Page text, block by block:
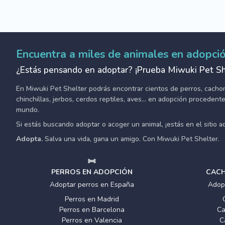
Encuentra a miles de animales en
¿Estás pensando en adoptar? ¡Prueba Miwuki Pet
En Miwuki Pet Shelter podrás encontrar cientos de perros,
chinchillas, jerbos, cerdos reptiles, aves... en adopción
mundo.
Si estás buscando adoptar o acoger un animal, ¡estás en el sitio
Adopta. Salva una vida, gana un amigo. Con Miwuki Pet Shelter.
PERROS EN ADOPCIÓN
Adoptar perros en España
Perros en Madrid
Perros en Barcelona
Perros en Valencia